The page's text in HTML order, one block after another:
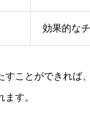
効果的な
すことができれば
す。